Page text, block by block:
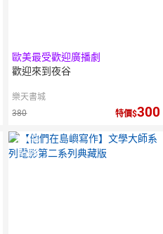
歐美最受歡迎廣播劇
歡迎來到夜谷
樂天書城
380
特價 300
10倍
點數